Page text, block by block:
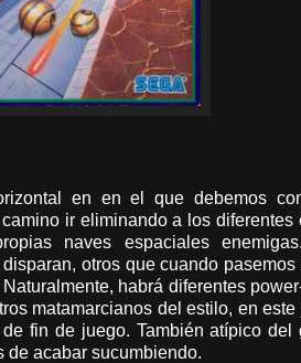
en en el que debemos
ir eliminando a los
naves espaciales
otros que cuando
habrá diferentes
matamarcianos del estilo, en
fin de juego. También atípico
de acabar sucumbiendo.